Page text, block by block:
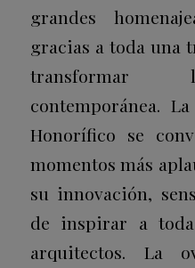
grandes
gracias a toda una
transformar
contemporánea.
Honorífico se
momentos más
su innovación,
de inspirar a
arquitectos. La